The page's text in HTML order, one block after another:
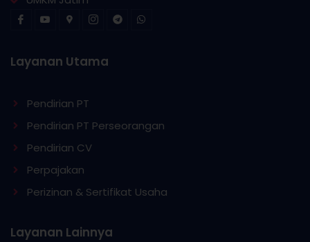
Layanan Utama
Pendirian PT
Pendirian PT Perseorangan
Pendirian CV
Perpajakan
Perizinan & Sertifikat Usaha
Layanan Lainnya